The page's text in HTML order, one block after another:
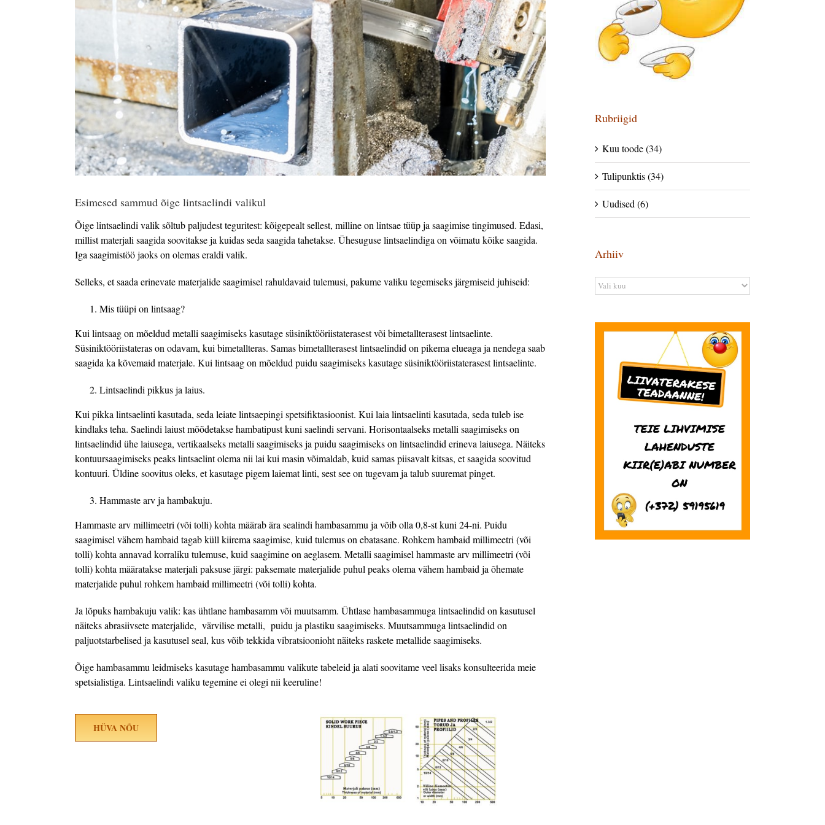
Esimesed sammud õige lintsaelindi valikul
Õige lintsaelindi valik sõltub paljudest teguritest: kõigepealt sellest, milline on lintsae tüüp ja saagimise tingimused. Edasi,
millist materjali saagida soovitakse ja kuidas seda saagida tahetakse. Ühesuguse lintsaelindiga on võimatu kõike saagida.
Iga saagimistöö jaoks on olemas eraldi valik.
Selleks, et saada erinevate materjalide saagimisel rahuldavaid tulemusi, pakume valiku tegemiseks järgmiseid juhiseid:
Mis tüüpi on lintsaag?
Kui lintsaag on mõeldud metalli saagimiseks kasutage süsiniktööriistaterasest või bimetallterasest lintsaelinte.
Süsiniktööriistateras on odavam, kui bimetallteras. Samas bimetallterasest lintsaelindid on pikema elueaga ja nendega saab
saagida ka kõvemaid materjale. Kui lintsaag on mõeldud puidu saagimiseks kasutage süsiniktööriistaterasest lintsaelinte.
Lintsaelindi pikkus ja laius.
Kui pikka lintsaelinti kasutada, seda leiate lintsaepingi spetsifiktasioonist. Kui laia lintsaelinti kasutada, seda tuleb ise
kindlaks teha. Saelindi laiust mõõdetakse hambatipust kuni saelindi servani. Horisontaalseks metalli saagimiseks on
lintsaelindid ühe laiusega, vertikaalseks metalli saagimiseks ja puidu saagimiseks on lintsaelindid erineva laiusega. Näiteks
kontuursaagimiseks peaks lintsaelint olema nii lai kui masin võimaldab, kuid samas piisavalt kitsas, et saagida soovitud
kontuuri. Üldine soovitus oleks, et kasutage pigem laiemat linti, sest see on tugevam ja talub suuremat pinget.
Hammaste arv ja hambakuju.
Hammaste arv millimeetri (või tolli) kohta määrab ära sealindi hambasammu ja võib olla 0,8-st kuni 24-ni. Puidu
saagimisel vähem hambaid tagab küll kiirema saagimise, kuid tulemus on ebatasane. Rohkem hambaid millimeetri (või
tolli) kohta annavad korraliku tulemuse, kuid saagimine on aeglasem. Metalli saagimisel hammaste arv millimeetri (või
tolli) kohta määratakse materjali paksuse järgi: paksemate materjalide puhul peaks olema vähem hambaid ja õhemate
materjalide puhul rohkem hambaid millimeetri (või tolli) kohta.
Ja lõpuks hambakuju valik: kas ühtlane hambasamm või muutsamm. Ühtlase hambasammuga lintsaelindid on kasutusel
näiteks abrasiivsete materjalide, värvilise metalli, puidu ja plastiku saagimiseks. Muutsammuga lintsaelindid on
paljuotstarbelised ja kasutusel seal, kus võib tekkida vibratsioonioht näiteks raskete metallide saagimiseks.
Õige hambasammu leidmiseks kasutage hambasammu valikute tabeleid ja alati soovitame veel lisaks konsulteerida meie
spetsialistiga. Lintsaelindi valiku tegemine ei olegi nii keeruline!
HÜVA NÕU
Rubriigid
Kuu toode (34)
Tulipunktis (34)
Uudised (6)
Arhiiv
Arhiiv